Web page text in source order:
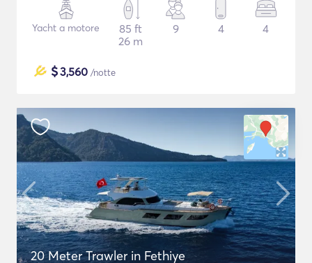
Yacht a motore
85 ft
26 m
9 4 4
$3,560 /notte
20 Meter Trawler in Fethiye